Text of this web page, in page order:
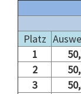
Platz
1
2
3